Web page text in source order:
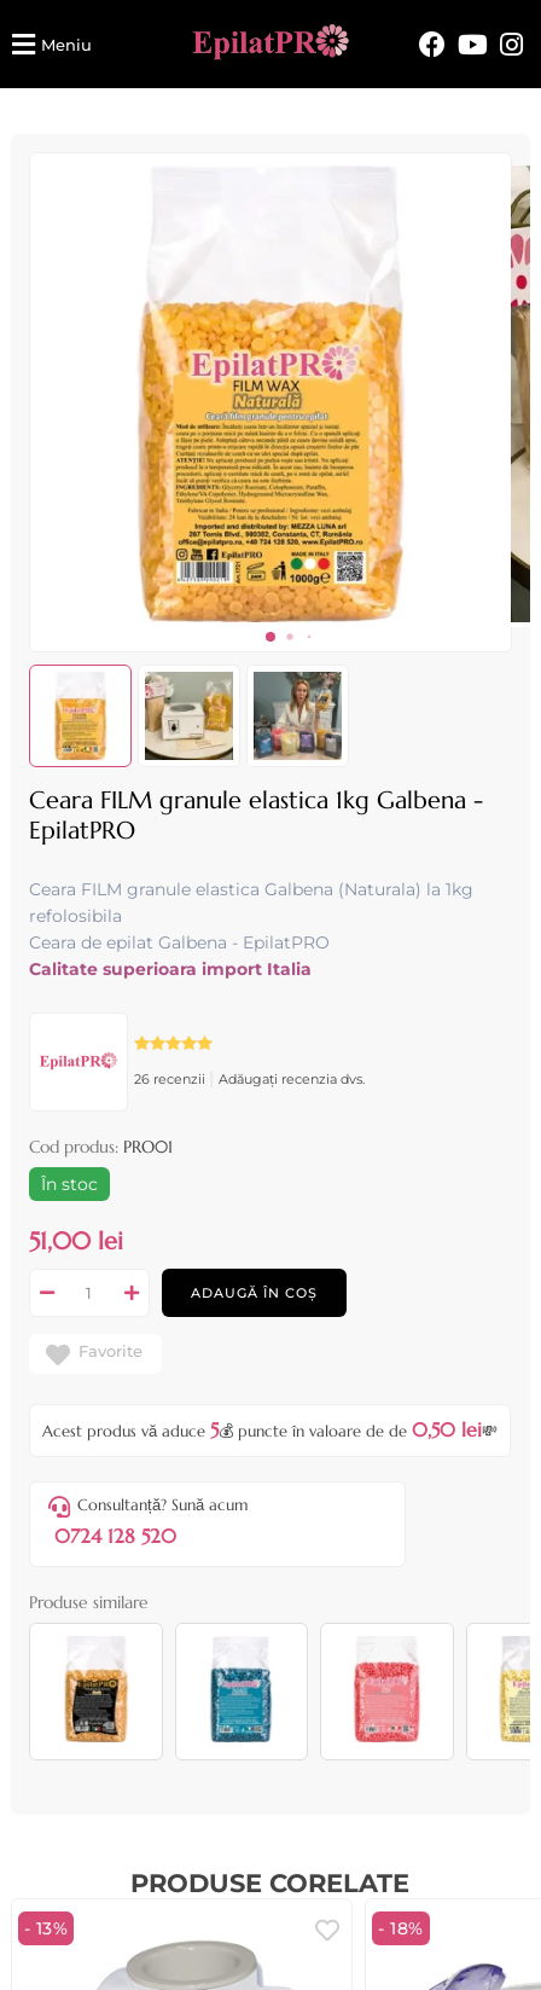
Meniu
Ceara FILM granule elastica 1kg Galbena -
EpilatPRO
Ceara FILM granule elastica Galbena (Naturala) la 1kg
refolosibila
Ceara de epilat Galbena - EpilatPRO
Calitate superioara import Italia
26 recenzii Adăugați recenzia dvs.
Cod produs: PRO01
În stoc
51,00 lei
ADAUGĂ ÎN COȘ
Favorite
Acest produs vă aduce 5💰 puncte în valoare de de 0,50 lei💸
Consultanță? Sună acum
0724 128 520
Produse similare
PRODUSE CORELATE
- 13% - 18%